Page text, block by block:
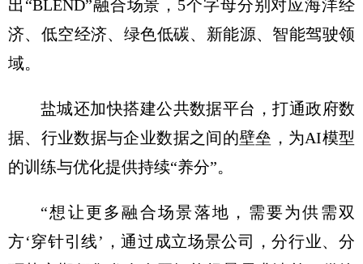
出“BLEND”融合场景，5个字母分别对应海洋经
济、低空经济、绿色低碳、新能源、智能驾驶领
域。
盐城还加快搭建公共数据平台，打通政府数
据、行业数据与企业数据之间的壁垒，为AI模型
的训练与优化提供持续“养分”。
“想让更多融合场景落地，需要为供需双
方‘穿针引线’，通过成立场景公司，分行业、分